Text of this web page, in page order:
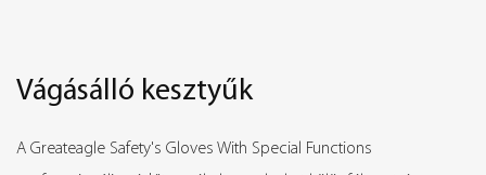
Vágásálló kesztyűk
A Greateagle Safety's Gloves With Special Functions